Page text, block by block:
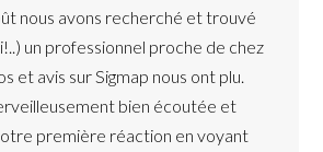
nous avons recherché et trouvé
un professionnel proche de chez
et avis sur Sigmap nous ont plu.
bien écoutée et
première réaction en voyant